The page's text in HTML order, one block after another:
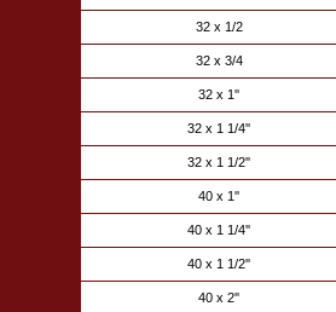
32 x 1/2
32 x 3/4
32 x 1''
32 x 1 1/4''
32 x 1 1/2''
40 x 1''
40 x 1 1/4''
40 x 1 1/2''
40 x 2''